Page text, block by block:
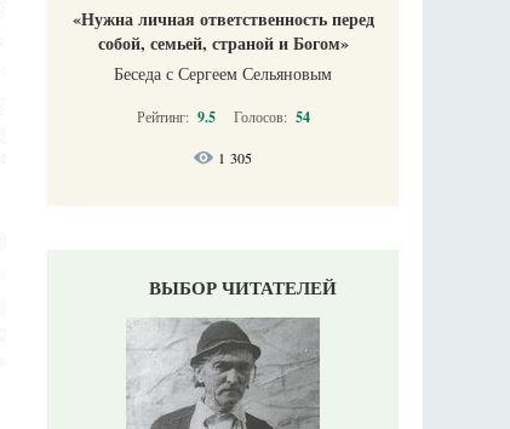
«Нужна личная ответственность перед
собой, семьей, страной и Богом»
Беседа с Сергеем Сельяновым
Рейтинг: 9.5 Голосов: 54
1 305
ВЫБОР ЧИТАТЕЛЕЙ